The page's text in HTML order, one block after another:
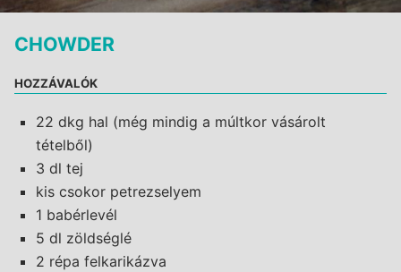
CHOWDER
HOZZÁVALÓK
22 dkg hal (még mindig a múltkor vásárolt
tételből)
3 dl tej
kis csokor petrezselyem
1 babérlevél
5 dl zöldséglé
2 répa felkarikázva